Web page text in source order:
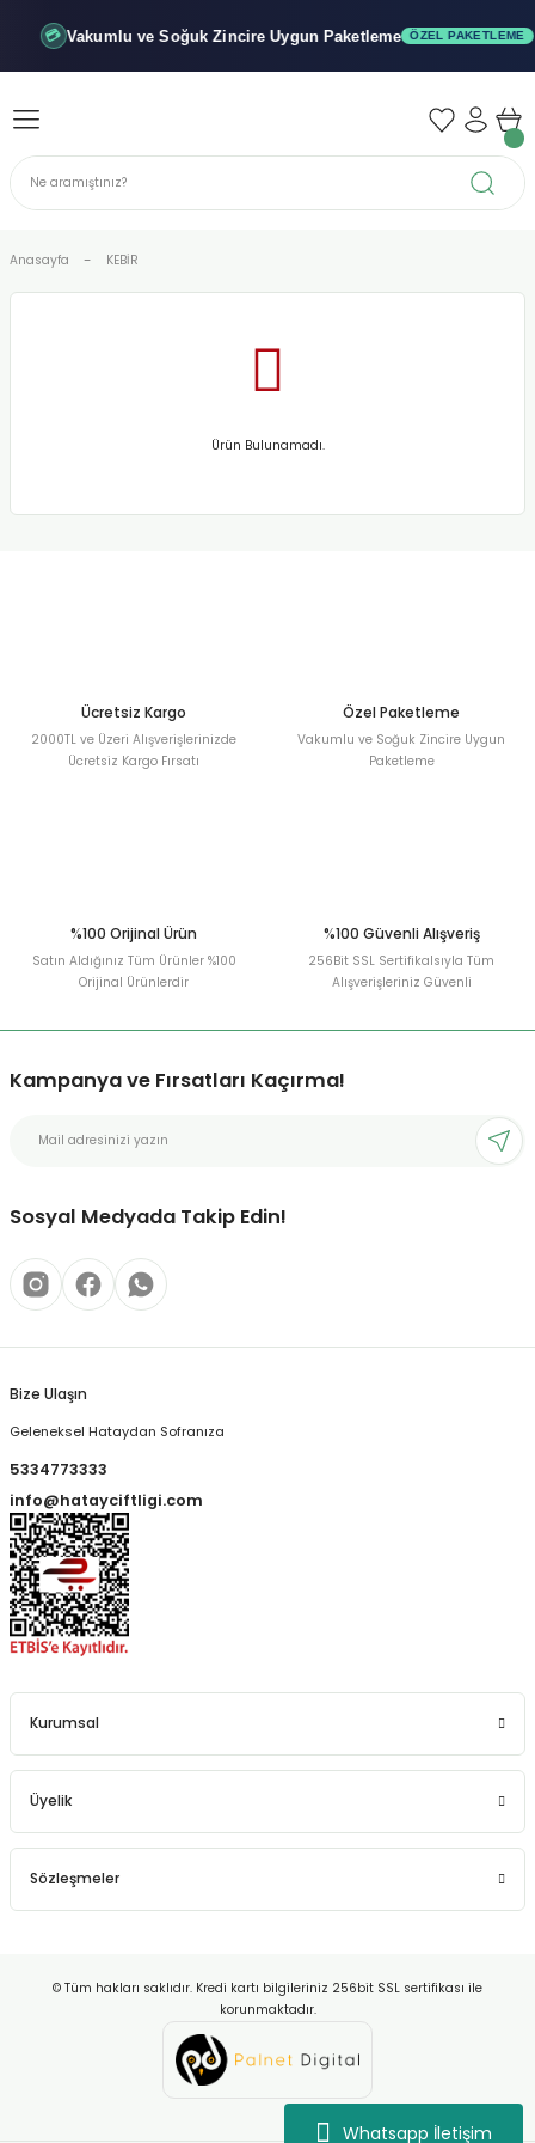
Whatsapp İletişim
💳 Vakumlu ve SoğukZincire Uygun Paketleme ÖZEL PAKETLEME
Geri Dön
Geri Dön
Geri Dön
Anasayfa KEBİR
Ürün Bulunamadı.
Ücretsiz Kargo
2000TL ve Üzeri Alışverişlerinizde
Ücretsiz Kargo Fırsatı
Özel Paketleme
Vakumlu ve Soğuk Zincire Uygun
Paketleme
%100 Orijinal Ürün
Satın Aldığınız Tüm Ürünler %100
Orijinal Ürünlerdir
%100 Güvenli Alışveriş
256Bit SSL Sertifikalsıyla Tüm
Alışverişleriniz Güvenli
Kampanya ve Fırsatları Kaçırma!
Sosyal Medyada Takip Edin!
Bize Ulaşın
Geleneksel Hataydan Sofranıza
5334773333
info@hatayciftligi.com
Kurumsal
Üyelik
Sözleşmeler
© Tüm hakları saklıdır. Kredi kartı bilgileriniz 256bit SSL sertifikası ile
korunmaktadır.